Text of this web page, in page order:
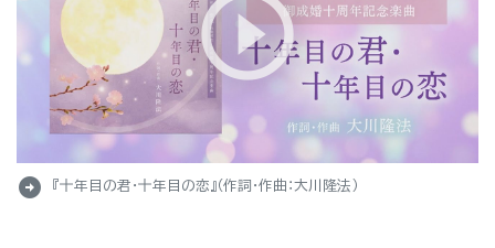
arrow_circle_right 『十年目の君・十年目の恋』（作詞・作曲：大川隆法）